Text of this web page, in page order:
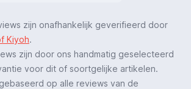
zijn onafhankelijk geverifieerd door
Kiyoh.
zijn door ons handmatig geselecteerd
voor dit of soortgelijke artikelen.
op alle reviews van de